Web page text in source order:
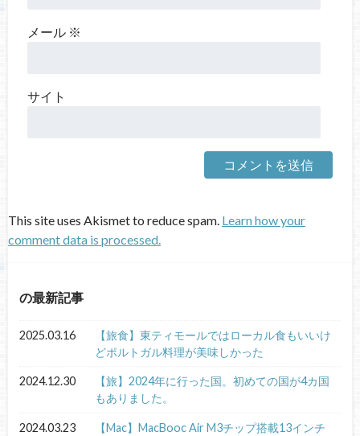
メール ※
サイト
This site uses Akismet to reduce spam. Learn how your
comment data is processed.
の最新記事
2025.03.16
【旅食】東ティモールではローカル食もいいけ
どポルトガル料理が美味しかった
2024.12.30
【旅】2024年に行った国。初めての国が4カ国
もありました。
2024.03.23
【Mac】MacBooc Air M3チップ搭載13インチ